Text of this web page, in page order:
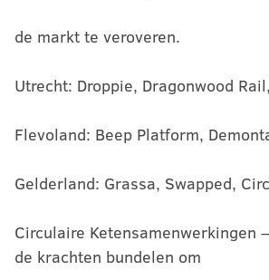
de markt te veroveren.
Utrecht: Droppie, Dragonwood
Flevoland: Beep Platform,
Gelderland: Grassa, Swapped,
Circulaire Ketensamenwerkingen
de krachten bundelen om